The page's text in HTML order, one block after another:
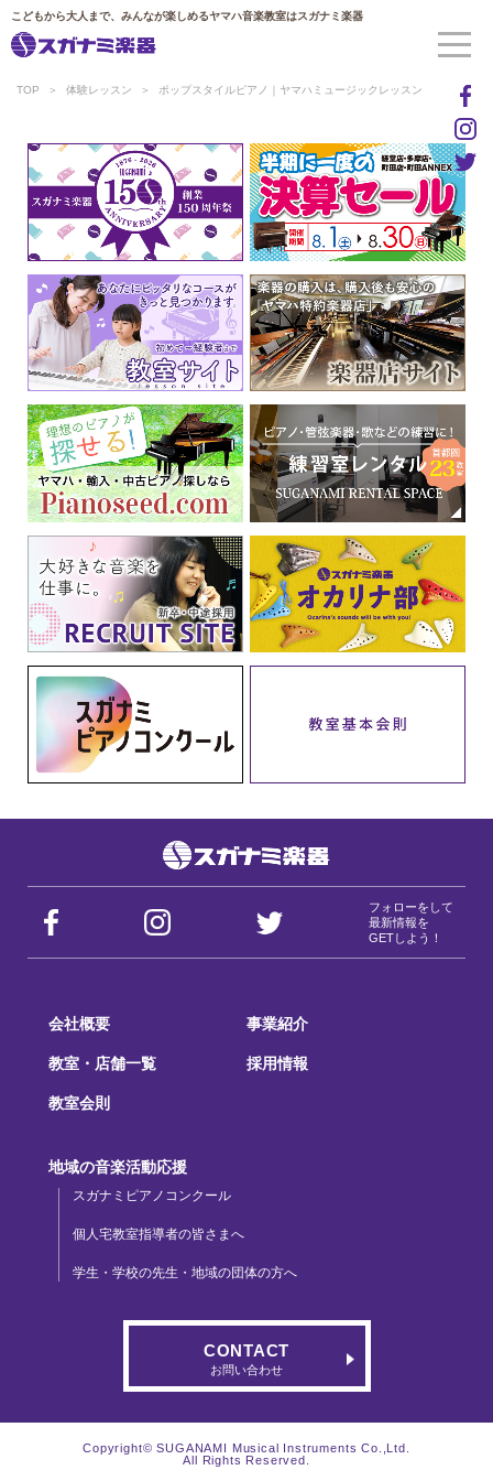
こどもから大人まで、みんなが楽しめるヤマハ音楽教室はスガナミ楽器
TOP 体験レッスン ポップスタイルピアノ｜ヤマハミュージックレッスン
フォローをして
最新情報を
GETしよう！
会社概要 事業紹介
教室・店舗一覧 採用情報
教室会則
地域の音楽活動応援
スガナミピアノコンクール
個人宅教室指導者の皆さまへ
学生・学校の先生・地域の団体の方へ
CONTACT
お問い合わせ
Copyright© SUGANAMI Musical Instruments Co.,Ltd.
All Rights Reserved.